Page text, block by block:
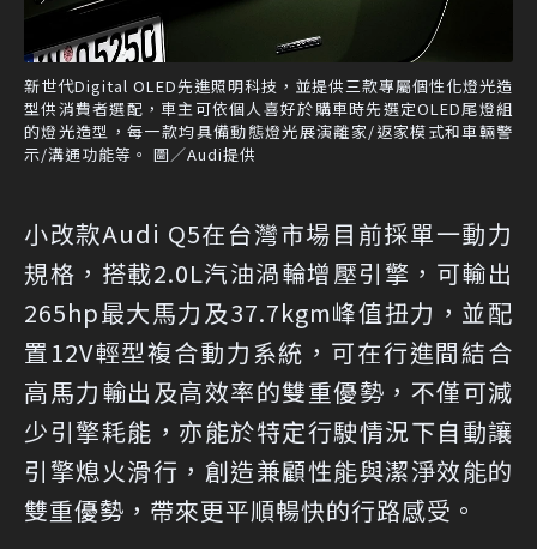
新世代Digital OLED先進照明科技，並提供三款專屬個性化燈光造
型供消費者選配，車主可依個人喜好於購車時先選定OLED尾燈組
的燈光造型，每一款均具備動態燈光展演離家/返家模式和車輛警
示/溝通功能等。 圖／Audi提供
小改款Audi Q5在台灣市場目前採單一動力
規格，搭載2.0L汽油渦輪增壓引擎，可輸出
265hp最大馬力及37.7kgm峰值扭力，並配
置12V輕型複合動力系統，可在行進間結合
高馬力輸出及高效率的雙重優勢，不僅可減
少引擎耗能，亦能於特定行駛情況下自動讓
引擎熄火滑行，創造兼顧性能與潔淨效能的
雙重優勢，帶來更平順暢快的行路感受。